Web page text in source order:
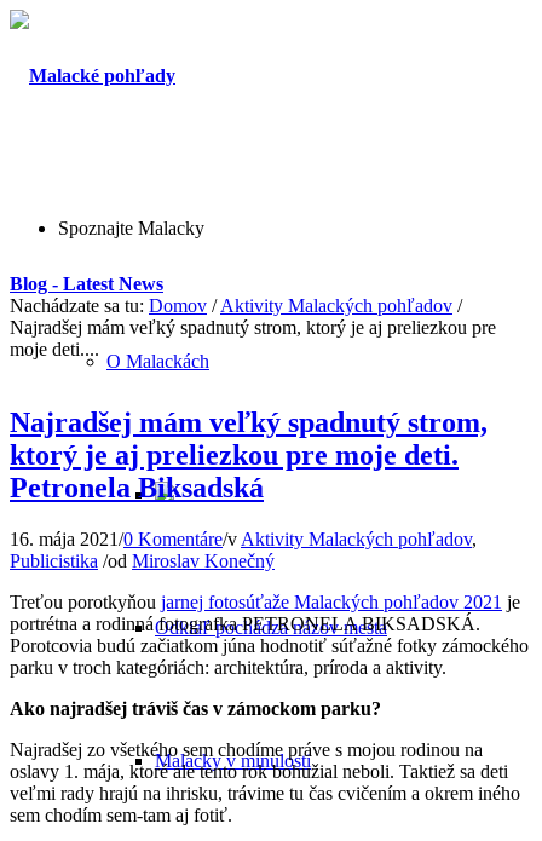
Spoznajte Malacky
O Malackách
Odkiaľ pochádza názov mesta
Malacky v minulosti
Blog - Latest News
Nachádzate sa tu: Domov / Aktivity Malackých pohľadov /
Najradšej mám veľký spadnutý strom, ktorý je aj preliezkou pre
moje deti....
Najradšej mám veľký spadnutý strom,
ktorý je aj preliezkou pre moje deti.
Petronela Biksadská
16. mája 2021/0 Komentáre/v Aktivity Malackých pohľadov,
Publicistika /od Miroslav Konečný
Treťou porotkyňou jarnej fotosúťaže Malackých pohľadov 2021 je
portrétna a rodinná fotografka PETRONELA BIKSADSKÁ.
Porotcovia budú začiatkom júna hodnotiť súťažné fotky zámockého
parku v troch kategóriách: architektúra, príroda a aktivity.
Ako najradšej tráviš čas v zámockom parku?
Najradšej zo všetkého sem chodíme práve s mojou rodinou na
oslavy 1. mája, ktoré ale tento rok bohužial neboli. Taktiež sa deti
veľmi rady hrajú na ihrisku, trávime tu čas cvičením a okrem iného
sem chodím sem-tam aj fotiť.